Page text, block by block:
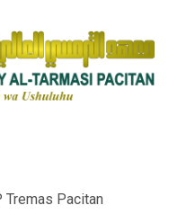
Tremas Pacitan